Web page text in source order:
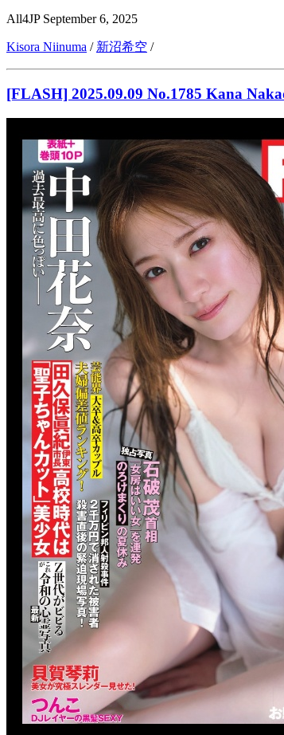
All4JP September 6, 2025
Kisora Niinuma / 新沼希空 /
[FLASH] 2025.09.09 No.1785 Kana